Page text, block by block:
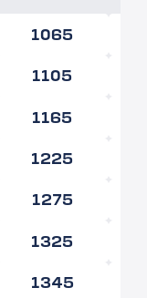
1065
1105
1165
1225
1275
1325
1345